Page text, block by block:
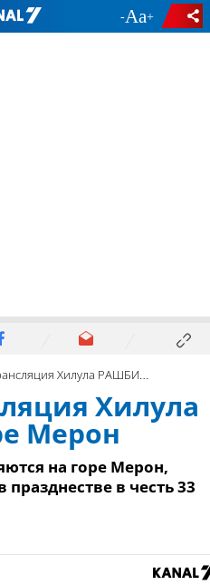
- +
Хилула РАШБИ на горе Мерон
Хилула
Мерон
на горе Мерон,
в честь 33